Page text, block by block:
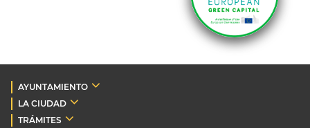
AYUNTAMIENTO
LA CIUDAD
TRÁMITES